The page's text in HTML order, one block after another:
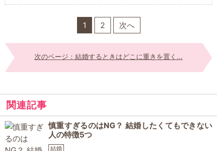
1 2 次へ
次のページ：結婚するときはどこに重きを置く...
関連記事
慎重すぎるのはNG？ 結婚したくてもできない
人の特徴5つ
結婚